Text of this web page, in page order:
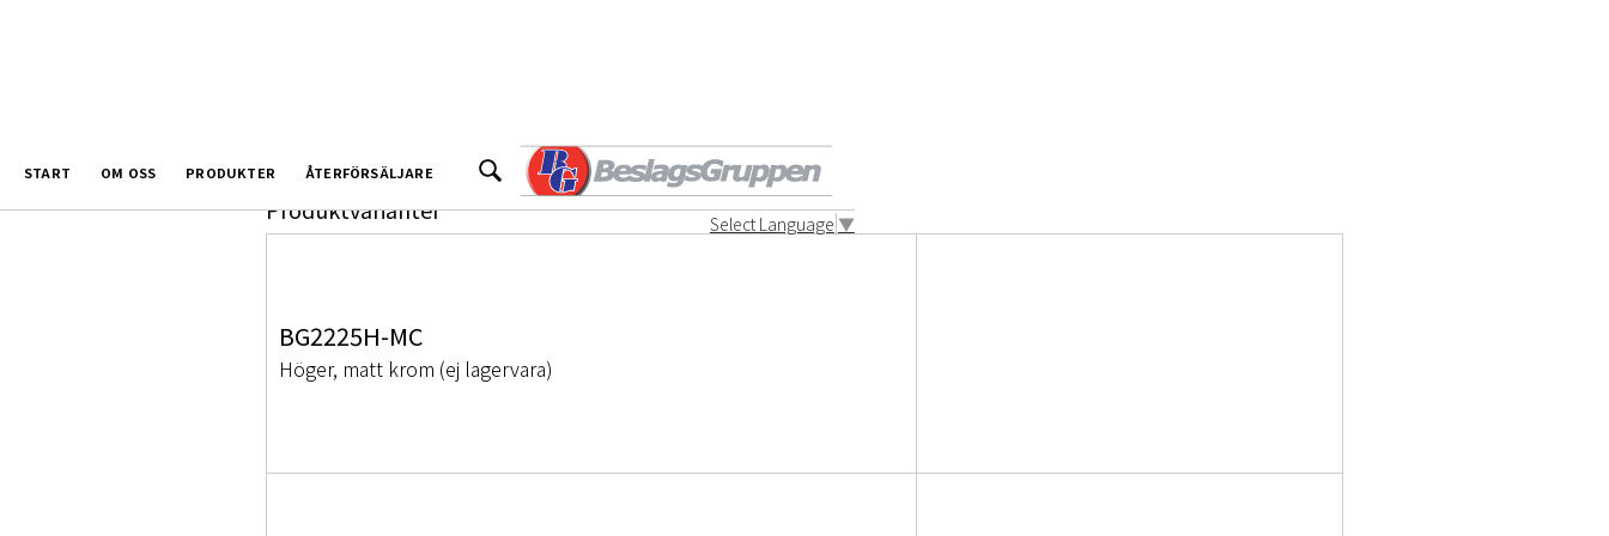
START OM OSS PRODUKTER ÅTERFÖRSÄLJARE
Select Language ▼
Produktvarianter
BG2225H-MC
Höger, matt krom (ej lagervara)